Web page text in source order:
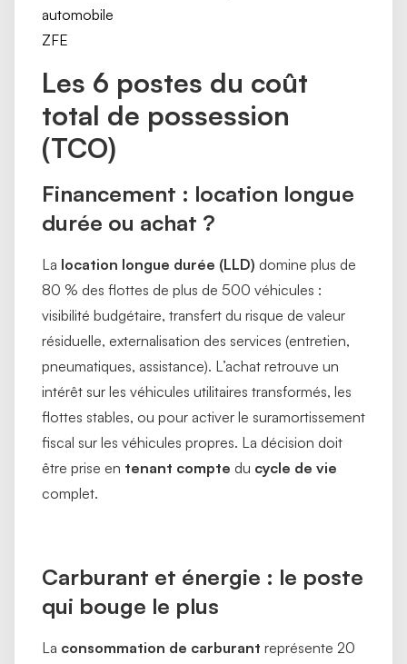
automobile
ZFE
Les 6 postes du coût
total de possession
(TCO) ​
Financement : location longue
durée ou achat ?
La location longue durée (LLD) domine plus de
80 % des flottes de plus de 500 véhicules :
visibilité budgétaire, transfert du risque de valeur
résiduelle, externalisation des services (entretien,
pneumatiques, assistance). L’achat retrouve un
intérêt sur les véhicules utilitaires transformés, les
flottes stables, ou pour activer le suramortissement
fiscal sur les véhicules propres. La décision doit
être prise en tenant compte du cycle de vie
complet.
Carburant et énergie : le poste
qui bouge le plus
La consommation de carburant représente 20